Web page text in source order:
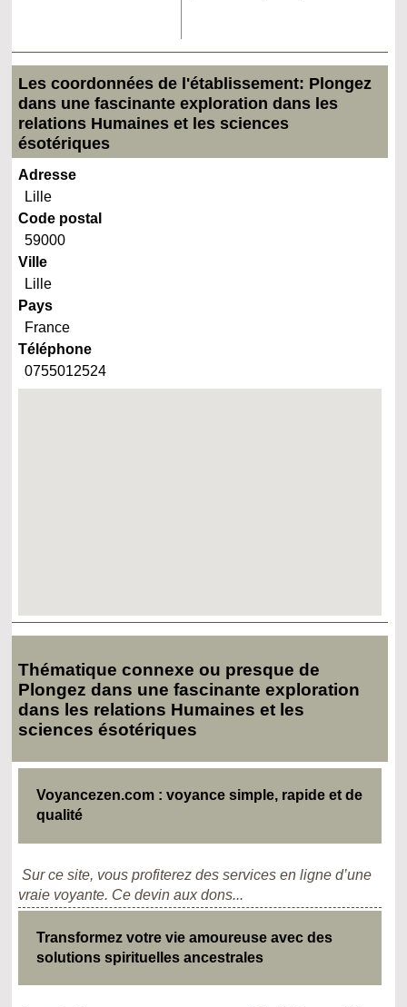
Les coordonnées de l'établissement: Plongez
dans une fascinante exploration dans les
relations Humaines et les sciences
ésotériques
Adresse
Lille
Code postal
59000
Ville
Lille
Pays
France
Téléphone
0755012524
Thématique connexe ou presque de
Plongez dans une fascinante exploration
dans les relations Humaines et les
sciences ésotériques
Voyancezen.com : voyance simple, rapide et de
qualité
Sur ce site, vous profiterez des services en ligne d’une
vraie voyante. Ce devin aux dons...
Transformez votre vie amoureuse avec des
solutions spirituelles ancestrales